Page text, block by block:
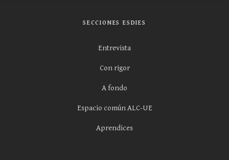
SECCIONES ESDIES
Entrevista
Con rigor
A fondo
Espacio común ALC-UE
Aprendices